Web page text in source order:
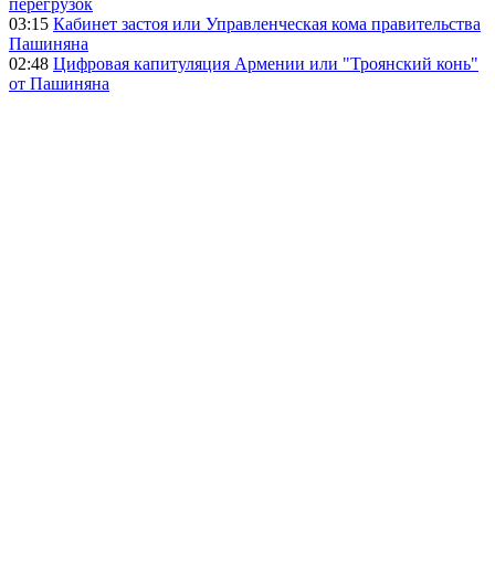
03:15 Кабинет застоя или Управленческая кома правительства
Пашиняна
02:48 Цифровая капитуляция Армении или "Троянский конь"
от Пашиняна